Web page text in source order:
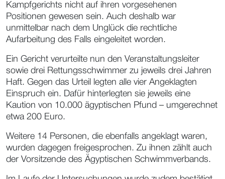
Kampfgerichts nicht auf ihren vorgesehenen
Positionen gewesen sein. Auch deshalb war
unmittelbar nach dem Unglück die rechtliche
Aufarbeitung des Falls eingeleitet worden.
Ein Gericht verurteilte nun den Veranstaltungsleiter
sowie drei Rettungsschwimmer zu jeweils drei Jahren
Haft. Gegen das Urteil legten alle vier Angeklagten
Einspruch ein. Dafür hinterlegten sie jeweils eine
Kaution von 10.000 ägyptischen Pfund – umgerechnet
etwa 200 Euro.
Weitere 14 Personen, die ebenfalls angeklagt waren,
wurden dagegen freigesprochen. Zu ihnen zählt auch
der Vorsitzende des Ägyptischen Schwimmverbands.